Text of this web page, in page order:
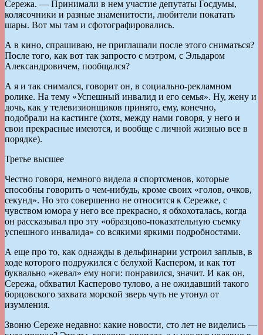
Сережа. — Принимали в нем участие депутаты Госдумы,
колясочники и разные знаменитости, любители покатать
шары. Вот мы там и сфотографировались.
А в кино, спрашиваю, не приглашали после этого сниматься?
После того, как вот так запросто с мэтром, с Эльдаром
Александровичем, пообщался?
А я и так снимался, говорит он, в социально-рекламном
ролике. На тему «Успешный инвалид и его семья». Ну, жену и
дочь, как у телевизионщиков принято, ему, конечно,
подобрали на кастинге (хотя, между нами говоря, у него и
свои прекрасные имеются, и вообще с личной жизнью все в
порядке).
Третье высшее
Честно говоря, немного видела я спортсменов, которые
способны говорить о чем-нибудь, кроме своих «голов, очков,
секунд». Но это совершенно не относится к Сережке, с
чувством юмора у него все прекрасно, я обхохоталась, когда
он рассказывал про эту «образцово-показательную съемку
успешного инвалида» со всякими яркими подробностями.
А еще про то, как однажды в дельфинарии устроил заплыв, в
ходе которого подружился с белухой Каспером, и как тот
буквально «жевал» ему ноги: понравился, значит. И как он,
Сережа, обхватил Касперово тулово, а не ожидавший такого
борцовского захвата морской зверь чуть не утонул от
изумления.
Звоню Сереже недавно: какие новости, сто лет не виделись —